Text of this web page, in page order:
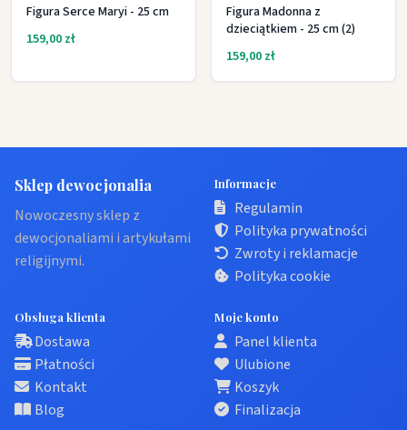
Figura Serce Maryi - 25 cm
159,00 zł
Figura Madonna z
dzieciątkiem - 25 cm (2)
159,00 zł
Sklep dewocjonalia
Nowoczesny sklep z
dewocjonaliami i artykułami
religijnymi.
Informacje
Regulamin
Polityka prywatności
Zwroty i reklamacje
Polityka cookie
Obsługa klienta
Dostawa
Płatności
Kontakt
Blog
Moje konto
Panel klienta
Ulubione
Koszyk
Finalizacja